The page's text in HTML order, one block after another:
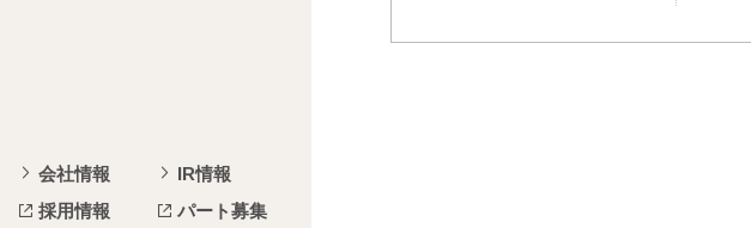
会社情報
IR情報
採用情報
パート募集